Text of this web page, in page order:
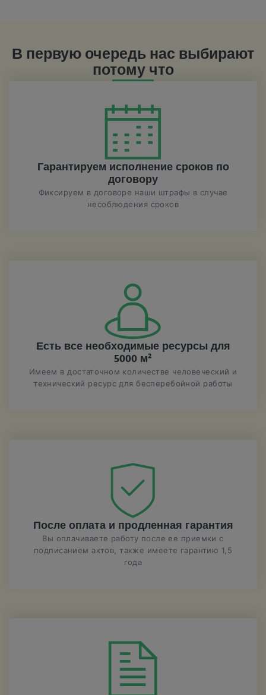
В первую очередь нас выбирают
потому что
Гарантируем исполнение сроков по
договору
Фиксируем в договоре наши штрафы в случае
несоблюдения сроков
Есть все необходимые ресурсы для
5000 м²
Имеем в достаточном количестве человеческий и
технический ресурс для бесперебойной работы
После оплата и продленная гарантия
Вы оплачиваете работу после ее приемки с
подписанием актов, также имеете гарантию 1,5
года